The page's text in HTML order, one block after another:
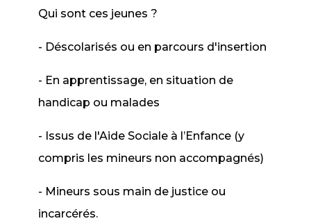
Qui sont ces jeunes ?
- Déscolarisés ou en parcours d'insertion
- En apprentissage, en situation de
handicap ou malades
- Issus de l'Aide Sociale à l’Enfance (y
compris les mineurs non accompagnés)
- Mineurs sous main de justice ou
incarcérés.